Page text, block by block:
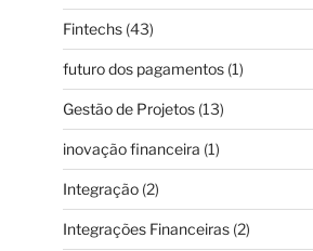
Fintechs(43)
futuro dos pagamentos(1)
Gestão de Projetos(13)
inovação financeira (1)
Integração(2)
Integrações Financeiras(2)